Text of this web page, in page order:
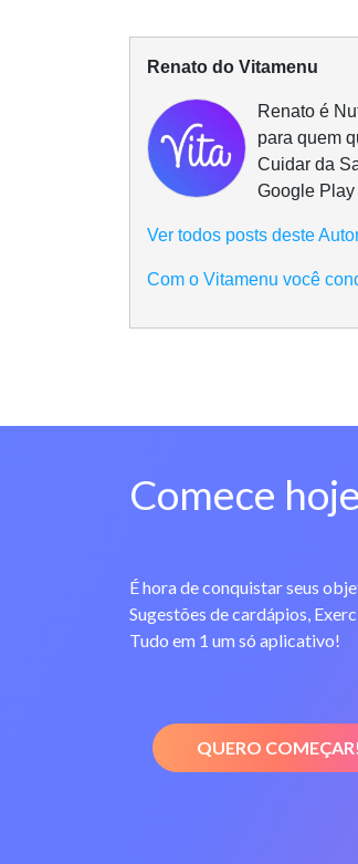
Renato do Vitamenu
Renato é
para quem
Cuidar da
Google
Ver todos posts deste
Com o Vitamenu você
Comece
É hora de conquistar seus
Sugestões de cardápios,
Tudo em 1 um só aplicativo!
QUERO COMEÇAR!